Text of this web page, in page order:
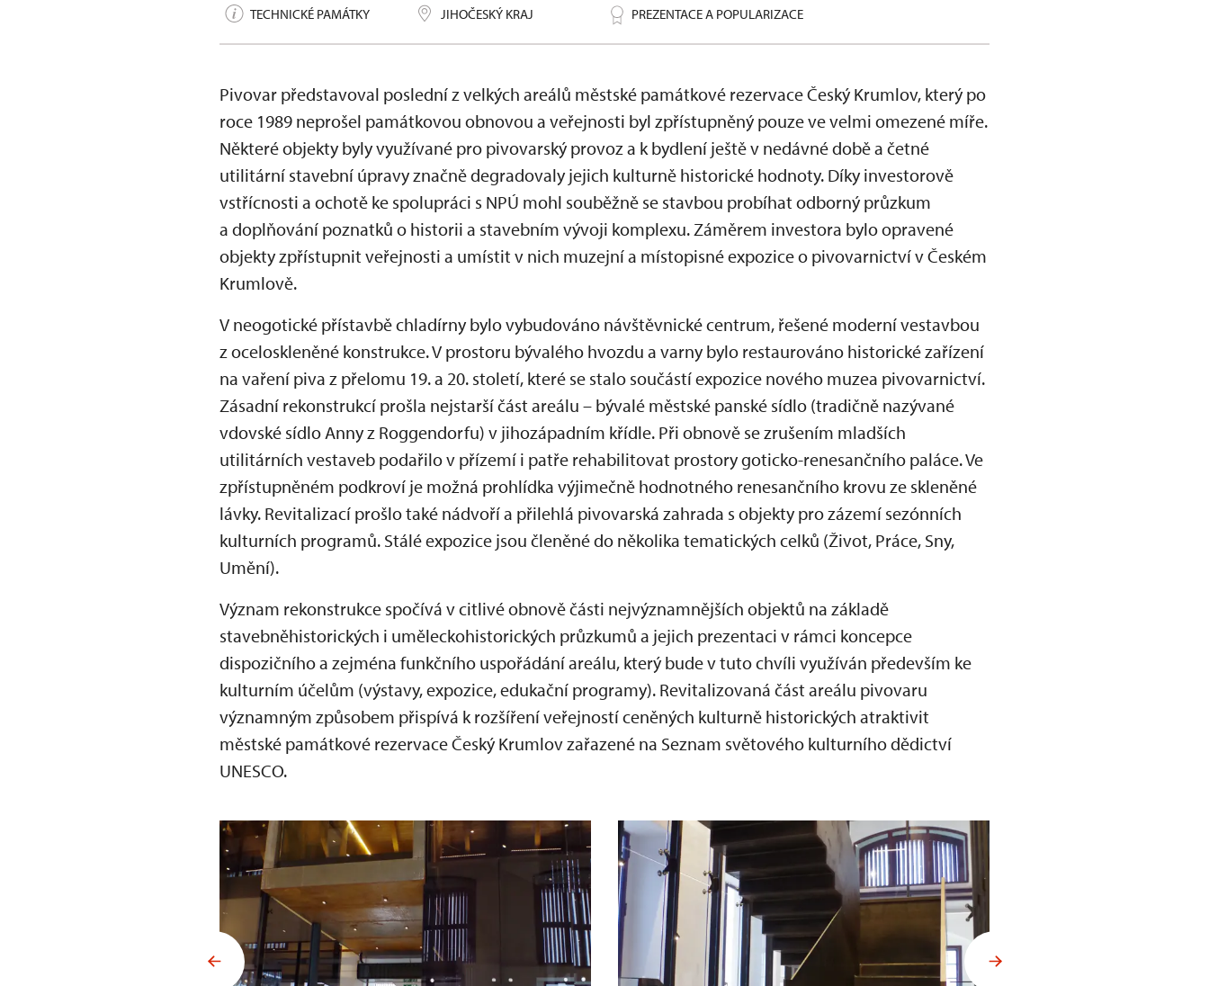
TECHNICKÉ PAMÁTKY JIHOČESKÝ KRAJ PREZENTACE A POPULARIZACE
Pivovar představoval poslední z velkých areálů městské památkové rezervace Český Krumlov, který po
roce 1989 neprošel památkovou obnovou a veřejnosti byl zpřístupněný pouze ve velmi omezené míře.
Některé objekty byly využívané pro pivovarský provoz a k bydlení ještě v nedávné době a četné
utilitární stavební úpravy značně degradovaly jejich kulturně historické hodnoty. Díky investorově
vstřícnosti a ochotě ke spolupráci s NPÚ mohl souběžně se stavbou probíhat odborný průzkum
a doplňování poznatků o historii a stavebním vývoji komplexu. Záměrem investora bylo opravené
objekty zpřístupnit veřejnosti a umístit v nich muzejní a místopisné expozice o pivovarnictví v Českém
Krumlově.
V neogotické přístavbě chladírny bylo vybudováno návštěvnické centrum, řešené moderní vestavbou
z oceloskleněné konstrukce. V prostoru bývalého hvozdu a varny bylo restaurováno historické zařízení
na vaření piva z přelomu 19. a 20. století, které se stalo součástí expozice nového muzea pivovarnictví.
Zásadní rekonstrukcí prošla nejstarší část areálu – bývalé městské panské sídlo (tradičně nazývané
vdovské sídlo Anny z Roggendorfu) v jihozápadním křídle. Při obnově se zrušením mladších
utilitárních vestaveb podařilo v přízemí i patře rehabilitovat prostory goticko-renesančního paláce. Ve
zpřístupněném podkroví je možná prohlídka výjimečně hodnotného renesančního krovu ze skleněné
lávky. Revitalizací prošlo také nádvoří a přilehlá pivovarská zahrada s objekty pro zázemí sezónních
kulturních programů. Stálé expozice jsou členěné do několika tematických celků (Život, Práce, Sny,
Umění).
Význam rekonstrukce spočívá v citlivé obnově části nejvýznamnějších objektů na základě
stavebněhistorických i uměleckohistorických průzkumů a jejich prezentaci v rámci koncepce
dispozičního a zejména funkčního uspořádání areálu, který bude v tuto chvíli využíván především ke
kulturním účelům (výstavy, expozice, edukační programy). Revitalizovaná část areálu pivovaru
významným způsobem přispívá k rozšíření veřejností ceněných kulturně historických atraktivit
městské památkové rezervace Český Krumlov zařazené na Seznam světového kulturního dědictví
UNESCO.